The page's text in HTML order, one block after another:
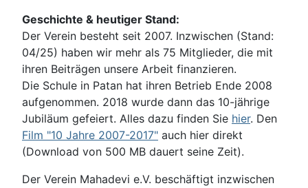
Geschichte & heutiger Stand:
Der Verein besteht seit 2007. Inzwischen (Stand:
04/25) haben wir mehr als 75 Mitglieder, die mit
ihren Beiträgen unsere Arbeit finanzieren.
Die Schule in Patan hat ihren Betrieb Ende 2008
aufgenommen. 2018 wurde dann das 10-jährige
Jubiläum gefeiert. Alles dazu finden Sie hier. Den
Film "10 Jahre 2007-2017" auch hier direkt
(Download von 500 MB dauert seine Zeit).
Der Verein Mahadevi e.V. beschäftigt inzwischen